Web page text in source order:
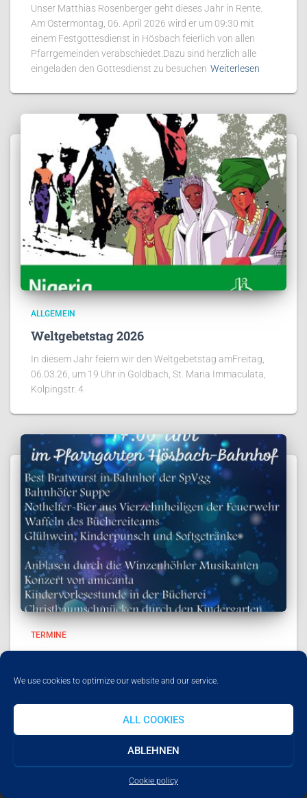
We use cookies to optimize our website and our service.
ALL COOKIES
ABLEHNEN
Cookie policy
Unser Matthias Rosenberger geht dieses Jahr in Rente.
Am Ostermontag, 06. April 2026 wird er um 09:30 mit
einem Festgottesdienst in Hösbach feierlich von allen
Pfarrgemeinden verabschiedet.Dazu sind herzlich alle
eingeladen den Gottesdienst zu besuchen Weiterlesen
ALLGEMEIN
Weltgebetstag 2026
In diesem Jahr feiern wir den Weltgebetstag amFreitag,
06.03.26, um 19 Uhr in Goldbach, St. Maria Immaculata,
Kolpingstr. 4
TERMINE
Herzliche Einladung zum Adventsansingen Am Samstag,
dazu ein, den Abend gemeinsam mit uns zu verbringen.